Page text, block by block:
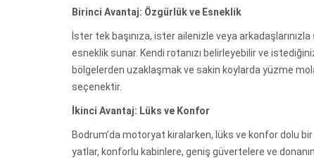
Birinci Avantaj: Özgürlük ve Esneklik
İster tek başınıza, ister ailenizle veya
esneklik sunar. Kendi rotanızı belirleyebilir ve
bölgelerden uzaklaşmak ve sakin koylarda yüzme
seçenektir.
İkinci Avantaj: Lüks ve Konfor
Bodrum’da motoryat kiralarken, lüks ve konfor dolu
yatlar, konforlu kabinlere, geniş güvertelere ve